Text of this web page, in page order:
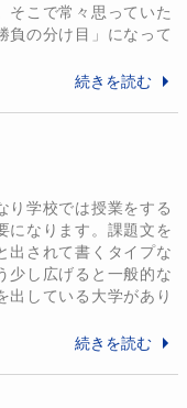
、生徒さん一人
を引き出す「伴
としての知見に基
大切にしている
。勉強の悩みは
あなたの「よき
える安心感の中
緒に乗り越えまし
そこで常々思っていた
負の分け目」になって
続きを読む
り学校では授業をする
になります。課題文を
出されて書くタイプな
少し広げると一般的な
出している大学があり
続きを読む